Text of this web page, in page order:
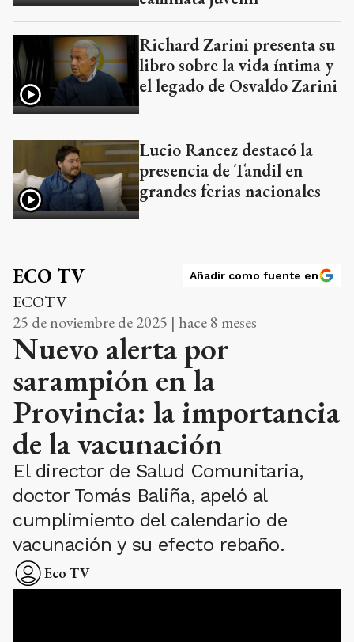
Richard Zarini presenta su
libro sobre la vida íntima y
el legado de Osvaldo Zarini
Lucio Rancez destacó la
presencia de Tandil en
grandes ferias nacionales
ECO TV Añadir como fuente en
ECOTV
25 de noviembre de 2025 | hace 8 meses
Nuevo alerta por
sarampión en la
Provincia: la importancia
de la vacunación
El director de Salud Comunitaria,
doctor Tomás Baliña, apeló al
cumplimiento del calendario de
vacunación y su efecto rebaño.
Eco TV